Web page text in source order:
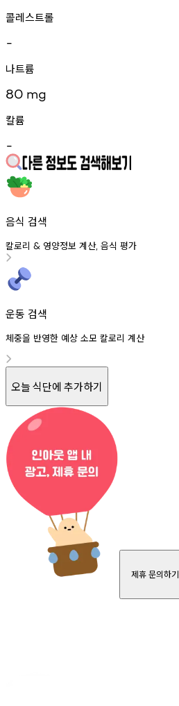
콜레스트롤
-
나트륨
80 mg
칼륨
-
음식 검색
칼로리 & 영양정보 계산, 음식 평가
운동 검색
체중을 반영한 예상 소모 칼로리 계산
오늘 식단에 추가하기
제휴 문의하기